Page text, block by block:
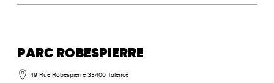
PARC ROBESPIERRE
49 Rue Robespierre 33400 Talence